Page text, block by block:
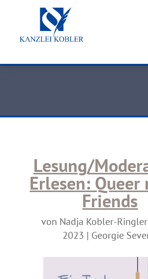
Lesung/
Erlesen: Queer
Friends
von Nadja Kobler-Ringler
2023 | Georgie